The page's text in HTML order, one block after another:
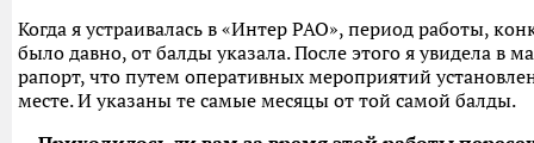
Когда я устраивалась в «Интер РАО», период работы,
было давно, от балды указала. После этого я увидела в
рапорт, что путем оперативных мероприятий
месте. И указаны те самые месяцы от той самой балды.